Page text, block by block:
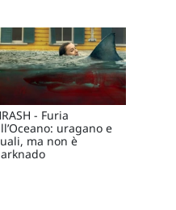
- Furia
uragano e
ma non è